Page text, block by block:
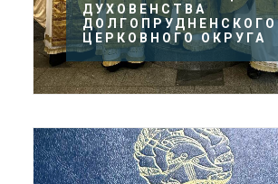
ДУХОВЕНСТВА
ДОЛГОПРУДНЕНСКОГО
ЦЕРКОВНОГО ОКРУГА